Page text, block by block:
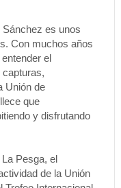
es unos
Con muchos años
el
capturas,
Unión de
que
y disfrutando
Pesga, el
de la Unión